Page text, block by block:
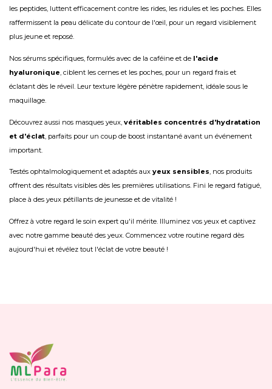
les peptides, luttent efficacement contre les rides, les ridules et les poches. Elles
raffermissent la peau délicate du contour de l'œil, pour un regard visiblement
plus jeune et reposé.
Nos sérums spécifiques, formulés avec de la caféine et de l'acide
hyaluronique, ciblent les cernes et les poches, pour un regard frais et
éclatant dès le réveil. Leur texture légère pénètre rapidement, idéale sous le
maquillage.
Découvrez aussi nos masques yeux, véritables concentrés d'hydratation
et d'éclat , parfaits pour un coup de boost instantané avant un événement
important.
Testés ophtalmologiquement et adaptés aux yeux sensibles, nos produits
offrent des résultats visibles dès les premières utilisations. Fini le regard fatigué,
place à des yeux pétillants de jeunesse et de vitalité !
Offrez à votre regard le soin expert qu'il mérite. Illuminez vos yeux et captivez
avec notre gamme beauté des yeux. Commencez votre routine regard dès
aujourd'hui et révélez tout l'éclat de votre beauté !